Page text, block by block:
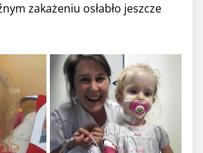
zakażeniu osłabło jeszcze